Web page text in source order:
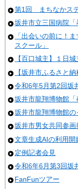
第1回 まちなかス
坂井市立三国病院
「出会いの前に！
スクール」
【百口城主】１日
【坂井市ふるさと
令和6年5月第2回坂
坂井市龍翔博物館
坂井市龍翔博物館
坂井市男女共同参
文章生成AIの利用開
定例記者会見
令和6年6月第3回坂
FanFunツアー